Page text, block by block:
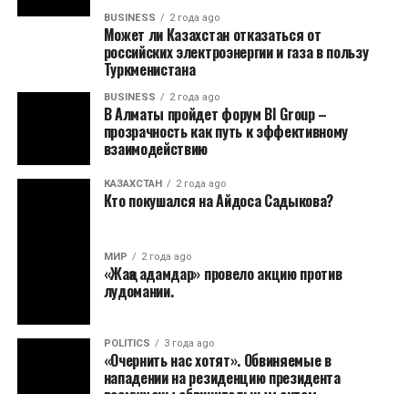
BUSINESS 2 года ago
Может ли Казахстан отказаться от
российских электроэнергии и газа в пользу
Туркменистана
BUSINESS 2 года ago
В Алматы пройдет форум BI Group –
прозрачность как путь к эффективному
взаимодействию
КАЗАХСТАН 2 года ago
Кто покушался на Айдоса Садыкова?
МИР 2 года ago
«Жаңа адамдар» провело акцию против
лудомании.
POLITICS 3 года ago
«Очернить нас хотят». Обвиняемые в
нападении на резиденцию президента